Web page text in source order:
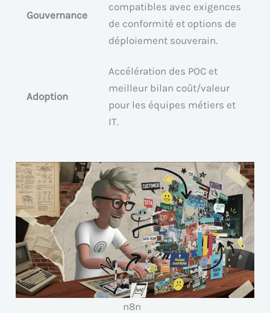
Gouvernance
compatibles avec exigences
de conformité et options de
déploiement souverain.
Adoption
Accélération des POC et
meilleur bilan coût/valeur
pour les équipes métiers et
IT.
n8n